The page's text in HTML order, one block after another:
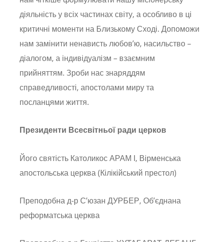
діяльність у всіх частинах світу, а особливо в ці
критичні моменти на Близькому Сході. Допоможи
нам замінити ненависть любов’ю, насильство –
діалогом, а індивідуалізм – взаємним
прийняттям. Зроби нас знаряддям
справедливості, апостолами миру та
посланцями життя.
Президенти Всесвітньої ради церков
Його святість Католикос АРАМ І, Вірменська
апостольська церква (Кілікійський престол)
Преподобна д-р С’юзан ДУРБЕР, Об’єднана
реформатська церква